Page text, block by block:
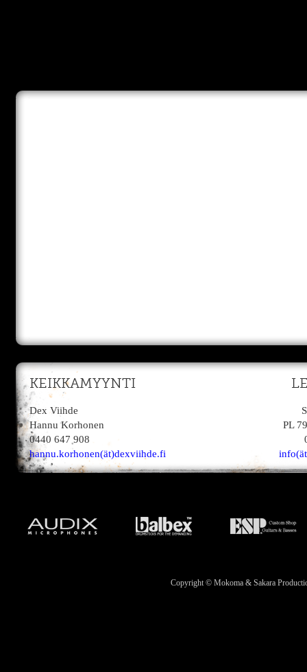
KEIKKAMYYNTI
Dex Viihde
Hannu Korhonen
0440 647 908
hannu.korhonen(ät)dexviihde.fi
PL
Copyright © Mokoma & Sakara